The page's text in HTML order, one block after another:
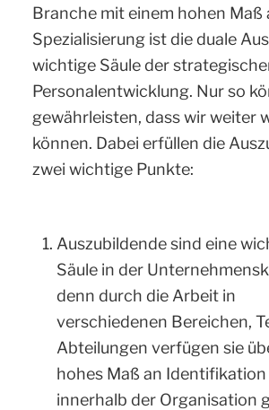
Branche mit einem hohen Maß
Spezialisierung ist die duale
wichtige Säule der
Personalentwicklung. Nur so
gewährleisten, dass wir weiter
können. Dabei erfüllen die
zwei wichtige Punkte:
Auszubildende sind eine
Säule in der
denn durch die Arbeit in
verschiedenen Bereichen,
Abteilungen verfügen sie
hohes Maß an Identifikation
innerhalb der Organisation